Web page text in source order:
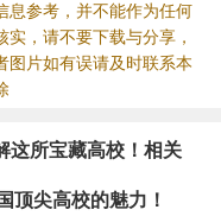
息参考，并不能作为任何
，请不要下载与分享，
图片如有误请及时联系本
这所宝藏高校！相关
顶尖高校的魅力！